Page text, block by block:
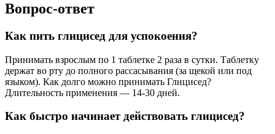
Вопрос-ответ
Как пить глицисед для успокоения?
Принимать взрослым по 1 таблетке 2 раза в сутки. Таблетку
держат во рту до полного рассасывания (за щекой или под
языком). Как долго можно принимать Глицисед?
Длительность применения — 14-30 дней.
Как быстро начинает действовать глицисед?